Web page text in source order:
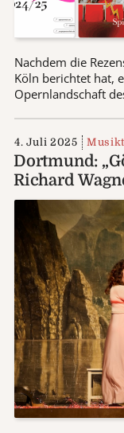
Nachdem die
Köln berichtet hat,
Opernlandschaft
4. Juli 2025
Dortmund:
Richard